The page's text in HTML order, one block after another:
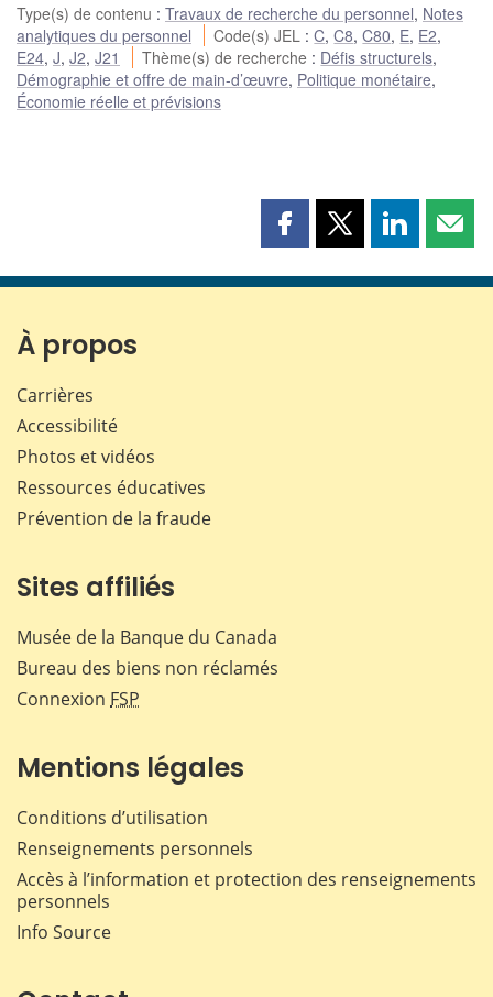
Type(s) de contenu : Travaux de recherche du personnel, Notes
analytiques du personnel
Code(s) JEL :C,C8,C80, E, E2,
E24, J, J2, J21 Thème(s) de recherche : Défis structurels,
Démographie et offre de main-d’œuvre, Politique monétaire,
Économie réelle et prévisions
Partager
page
Partager
page
Partager
page page
À propos
Carrières
Accessibilité
Photos et vidéos
Ressources éducatives
Prévention de la fraude
Sites affiliés
Musée de la Banque du Canada
Bureau des biens non réclamés
Connexion FSP
Mentions légales
Conditions d’utilisation
Renseignements personnels
Accès à l’information et protection des renseignements
personnels
Info Source